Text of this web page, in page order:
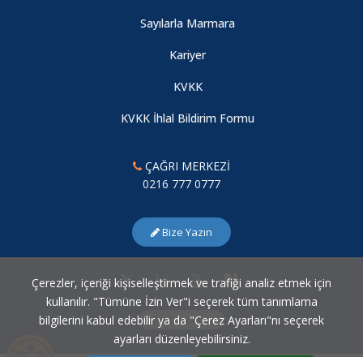
Sayılarla Marmara
Kariyer
KVKK
KVKK İhlal Bildirim Formu
ÇAĞRI MERKEZİ
0216 777 0777
Bize Yazın
Çerez Ayarları
Çerezler, içeriği kişiselleştirmek ve trafiği analiz etmek için
kullanılır. "Tümüne İzin Ver"i seçerek tüm tanımlama
bilgilerini kabul edebilir ya da "Çerez Ayarları"nı seçerek
ayarları düzenleyebilirsiniz.